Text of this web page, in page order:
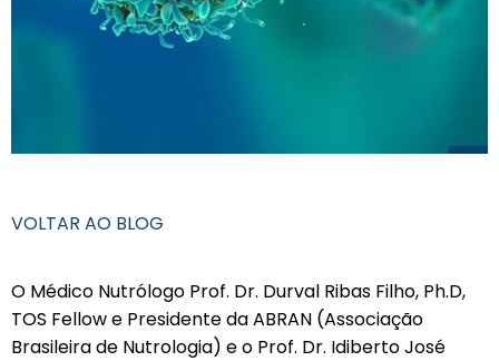
VOLTAR AO BLOG
O Médico Nutrólogo Prof. Dr. Durval Ribas Filho, Ph.D,
TOS Fellow e Presidente da ABRAN (Associação
Brasileira de Nutrologia) e o Prof. Dr. Idiberto José